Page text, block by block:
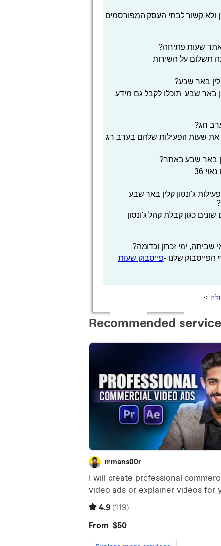
ולא קשור לבתי העסק המפורסמים
שעות פתיחה?
תשלום על השירות
באר שבע?
באר שבע, תוכלו לקבל גם מידע
חג?
את שעות הפעילות שלהם בערב חג
באר שבע באתר?
36
ג'ונסון קלין באר שבע
כגון קבלת קהל ג'ונסון
שביתה, ימי זכרון וכדומה?
שלנו -פייסבוק שעות
>